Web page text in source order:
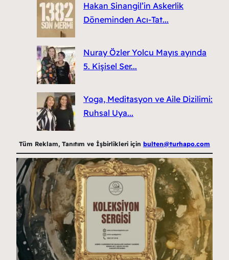
Hakan Sinangil’in Askerlik
Döneminden Acı-Tat...
Nuray Özler Yolcu Mayıs ayında
5. Kişisel Ser...
Yoga, Meditasyon ve Aile Dizilimi:
Ruhsal Uya...
Tüm Reklam, Tanıtım ve İşbirlikleri için bulten@turhapo.com